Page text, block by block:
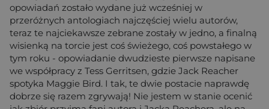
opowiadań zostało wydane już wcześniej w
przeróżnych antologiach najczęściej wielu autorów,
teraz te najciekawsze zebrane zostały w jedno, a finalną
wisienką na torcie jest coś świeżego, coś powstałego w
tym roku - opowiadanie dwudzieste pierwsze napisane
we współpracy z Tess Gerritsen, gdzie Jack Reacher
spotyka Maggie Bird. I tak, te dwie postacie naprawdę
dobrze się razem zgrywają! Nie jestem w stanie ocenić